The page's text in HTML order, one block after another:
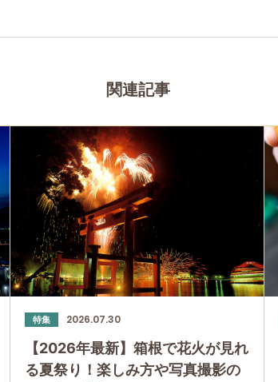
関連記事
特集 2026.07.30
【2026年最新】箱根で花火が見れ
る夏祭り！楽しみ方や写真撮影の